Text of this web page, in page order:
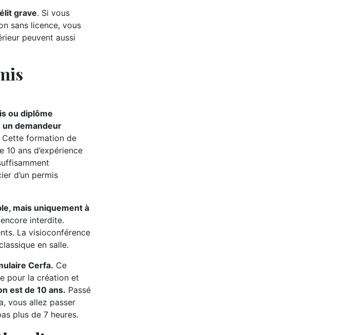
grave. Si vous
sans licence, vous
peuvent aussi
ou diplôme
un demandeur
Cette formation de
10 ans d’expérience
d’un permis
mais uniquement à
interdite.
La visioconférence
en salle.
Cerfa. Ce
pour la création et
est de 10 ans. Passé
vous allez passer
plus de 7 heures.